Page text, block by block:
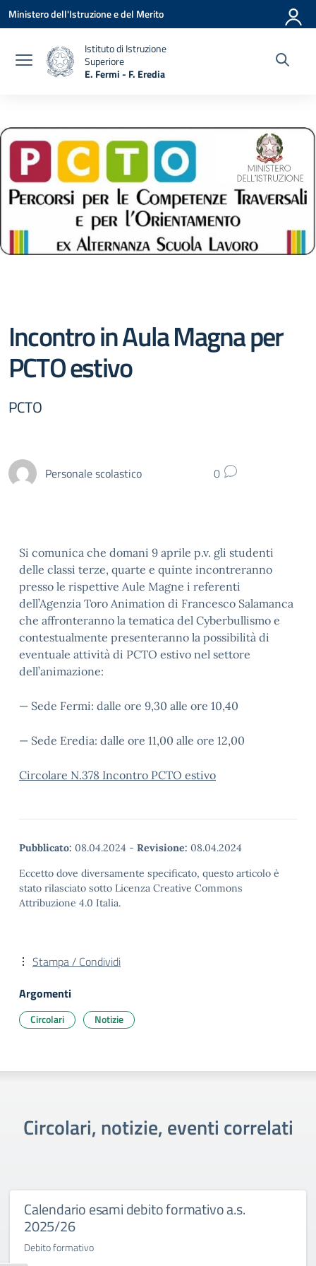
Vai ai contenuti
Vai al menu di navigazione
Vai al footer
Ministero dell'Istruzione e del Merito
Istituto di Istruzione
Superiore
E. Fermi - F. Eredia
Incontro in Aula Magna per
PCTO estivo
PCTO
Personale scolastico 0
Si comunica che domani 9 aprile p.v. gli studenti
delle classi terze, quarte e quinte incontreranno
presso le rispettive Aule Magne i referenti
dell’Agenzia Toro Animation di Francesco Salamanca
che affronteranno la tematica del Cyberbullismo e
contestualmente presenteranno la possibilità di
eventuale attività di PCTO estivo nel settore
dell’animazione:
— Sede Fermi: dalle ore 9,30 alle ore 10,40
— Sede Eredia: dalle ore 11,00 alle ore 12,00
Circolare N.378 Incontro PCTO estivo
Pubblicato: 08.04.2024 - Revisione: 08.04.2024
Eccetto dove diversamente specificato, questo articolo è
stato rilasciato sotto Licenza Creative Commons
Attribuzione 4.0 Italia.
Stampa / Condividi
Argomenti
Circolari Notizie
Circolari, notizie, eventi correlati
Calendario esami debito formativo a.s.
2025/26
Debito formativo